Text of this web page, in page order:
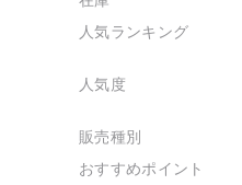
人気ランキング
人気度
販売種別
おすすめポイント